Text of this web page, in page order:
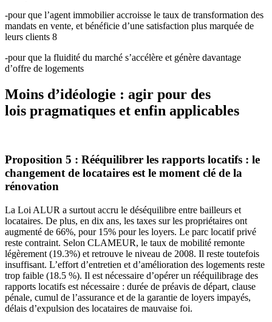
-pour que l’agent immobilier accroisse le taux de transformation des
mandats en vente, et bénéficie d’une satisfaction plus marquée de
leurs clients 8
-pour que la fluidité du marché s’accélère et génère davantage
d’offre de logements
Moins d’idéologie : agir pour des
lois pragmatiques et enfin applicables
Proposition 5 : Rééquilibrer les rapports locatifs : le
changement de locataires est le moment clé de la
rénovation
La Loi ALUR a surtout accru le déséquilibre entre bailleurs et
locataires. De plus, en dix ans, les taxes sur les propriétaires ont
augmenté de 66%, pour 15% pour les loyers. Le parc locatif privé
reste contraint. Selon CLAMEUR, le taux de mobilité remonte
légèrement (19.3%) et retrouve le niveau de 2008. Il reste toutefois
insuffisant. L’effort d’entretien et d’amélioration des logements reste
trop faible (18.5 %). Il est nécessaire d’opérer un rééquilibrage des
rapports locatifs est nécessaire : durée de préavis de départ, clause
pénale, cumul de l’assurance et de la garantie de loyers impayés,
délais d’expulsion des locataires de mauvaise foi.